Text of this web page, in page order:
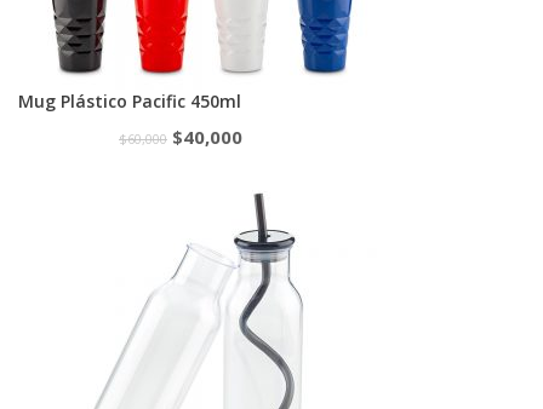
Mug Plástico Pacific 450ml
$60,000 $40,000